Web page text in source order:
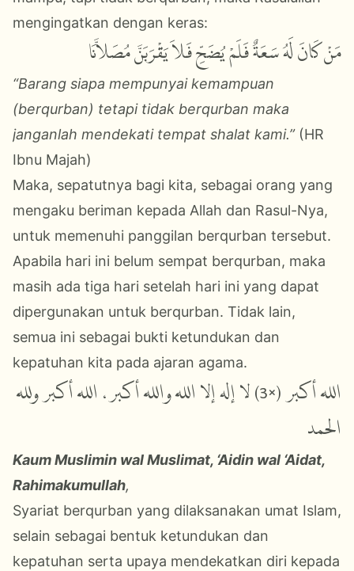
mengingatkan dengan keras:
مَنْ كَانَ لَهُ سَعَةٌ فَلَمْ يُضَحِّ فَلاَ يَقْرَبَنَّ مُصَلاَّنَا
“Barang siapa mempunyai kemampuan
(berqurban) tetapi tidak berqurban maka
janganlah mendekati tempat shalat kami.” (HR
Ibnu Majah)
Maka, sepatutnya bagi kita, sebagai orang yang
mengaku beriman kepada Allah dan Rasul-Nya,
untuk memenuhi panggilan berqurban tersebut.
Apabila hari ini belum sempat berqurban, maka
masih ada tiga hari setelah hari ini yang dapat
dipergunakan untuk berqurban. Tidak lain,
semua ini sebagai bukti ketundukan dan
kepatuhan kita pada ajaran agama.
الله أكبر (× 3) لا إله إلا الله والله أكبر، الله أكبر ولله
الحمد
Kaum Muslimin wal Muslimat, ‘Aidin wal ‘Aidat,
Rahimakumullah,
Syariat berqurban yang dilaksanakan umat Islam,
selain sebagai bentuk ketundukan dan
kepatuhan serta upaya mendekatkan diri kepada